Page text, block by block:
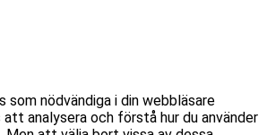
nödvändiga i din webbläsare
analysera och förstå hur du använder